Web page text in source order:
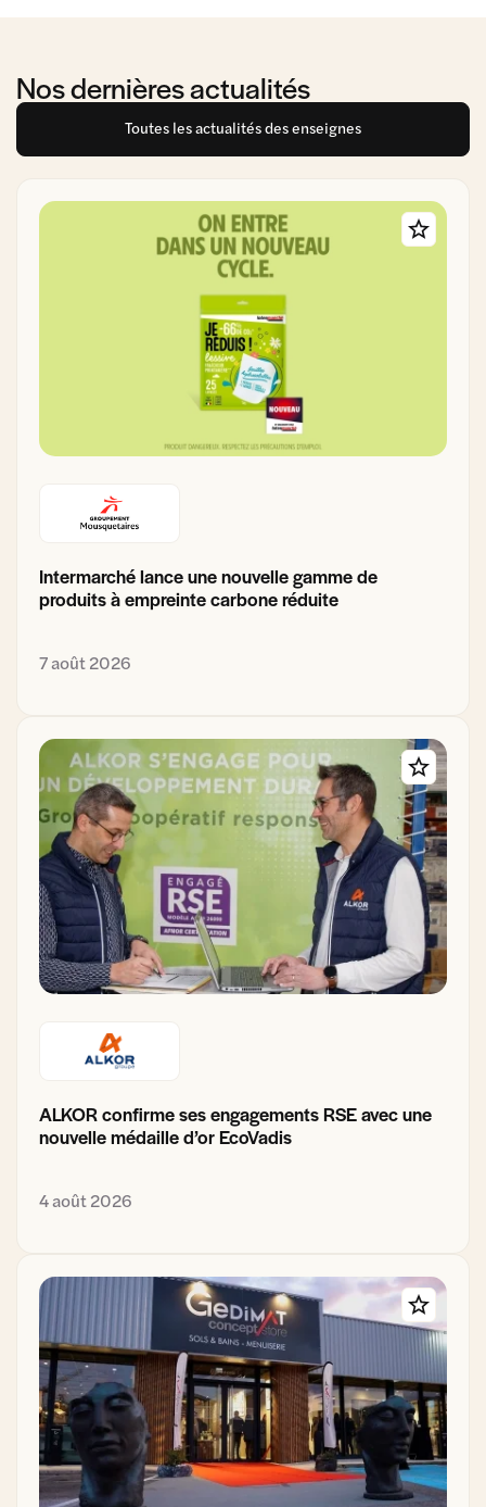
Nos dernières actualités
Toutes les actualités des enseignes
Intermarché lance une nouvelle gamme de
produits à empreinte carbone réduite
7 août 2026
ALKOR confirme ses engagements RSE avec une
nouvelle médaille d’or EcoVadis
4 août 2026